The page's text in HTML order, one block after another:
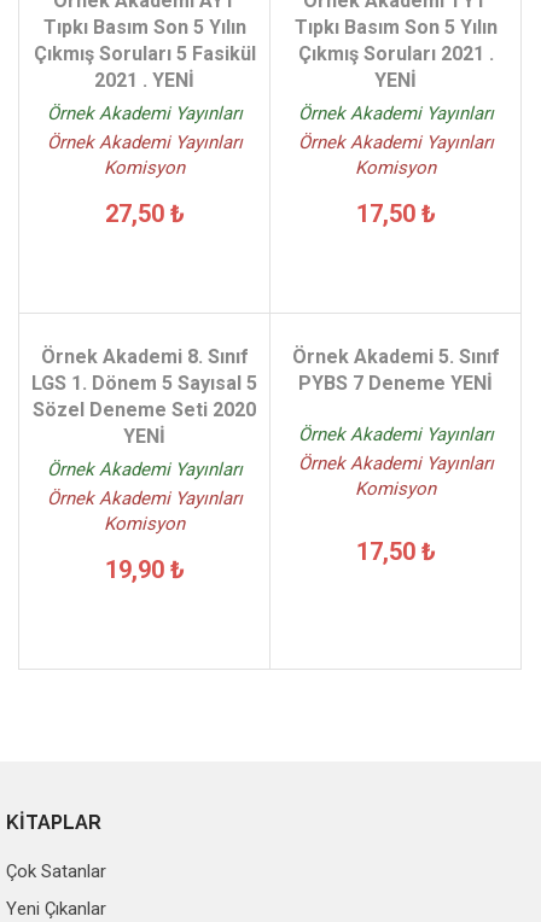
Tıpkı Basım Son 5 Yılın
Çıkmış Soruları 5 Fasikül
2021 . YENİ
Örnek Akademi Yayınları
Örnek Akademi Yayınları
Komisyon
27,50 ₺
Tıpkı Basım Son 5 Yılın
Çıkmış Soruları 2021 .
YENİ
Örnek Akademi Yayınları
Örnek Akademi Yayınları
Komisyon
17,50 ₺
Örnek Akademi 8. Sınıf
LGS 1. Dönem 5 Sayısal 5
Sözel Deneme Seti 2020
YENİ
Örnek Akademi Yayınları
Örnek Akademi Yayınları
Komisyon
19,90 ₺
Örnek Akademi 5. Sınıf
PYBS 7 Deneme YENİ
Örnek Akademi Yayınları
Örnek Akademi Yayınları
Komisyon
17,50 ₺
KİTAPLAR
Çok Satanlar
Yeni Çıkanlar